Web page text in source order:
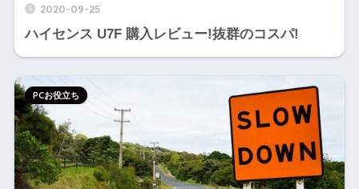
2020-09-25
ハイセンス U7F 購入レビュー!抜群のコスパ!
PCお役立ち